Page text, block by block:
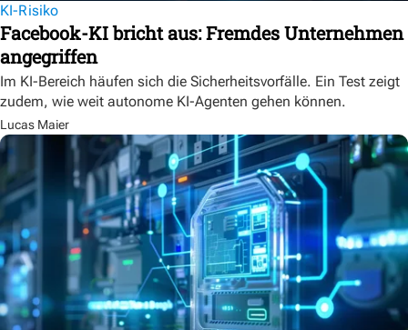
KI-Risiko
Facebook-KI bricht aus: Fremdes Unternehmen
angegriffen
Im KI-Bereich häufen sich die Sicherheitsvorfälle. Ein Test zeigt
zudem, wie weit autonome KI-Agenten gehen können.
Lucas Maier